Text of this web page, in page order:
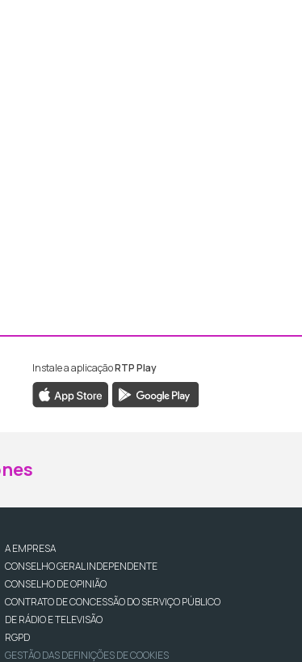
RTP Madeira
da RTP Madeira
Instale a aplicaçãoRTP Play
A EMPRESA
CONSELHO GERAL INDEPENDENTE
CONSELHO DE OPINIÃO
CONTRATO DE CONCESSÃO DO SERVIÇO PÚBLICO
DE RÁDIO E TELEVISÃO
RGPD
GESTÃO DAS DEFINIÇÕES DE COOKIES